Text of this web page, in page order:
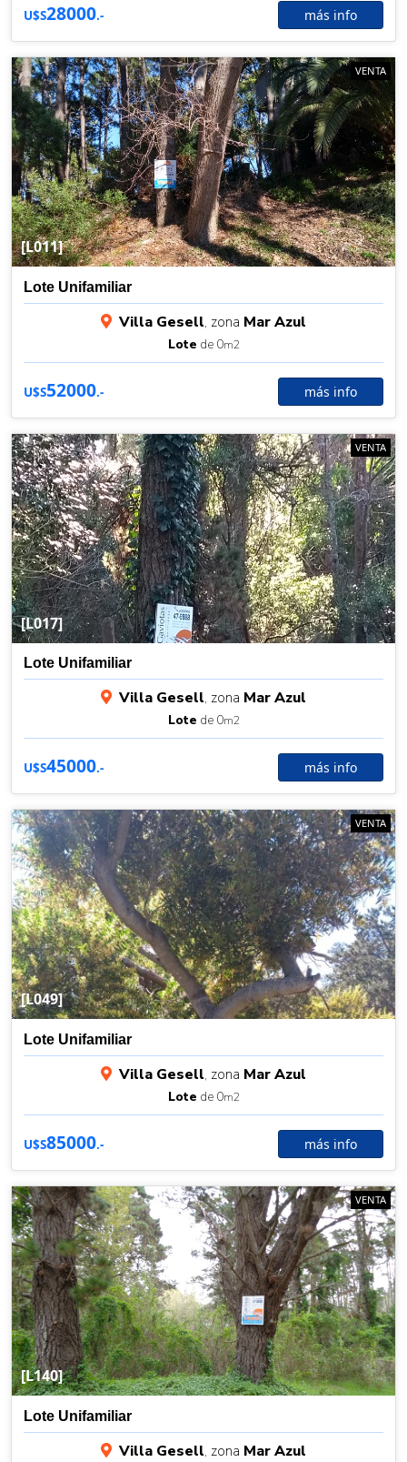
U$S28000.- más info
[L011]
VENTA
Lote Unifamiliar
Villa Gesell, zona Mar Azul
Lote de 0m2
U$S52000.- más info
[L017]
VENTA
Lote Unifamiliar
Villa Gesell, zona Mar Azul
Lote de 0m2
U$S45000.- más info
[L049]
VENTA
Lote Unifamiliar
Villa Gesell, zona Mar Azul
Lote de 0m2
U$S85000.- más info
[L140]
VENTA
Lote Unifamiliar
Villa Gesell, zona Mar Azul